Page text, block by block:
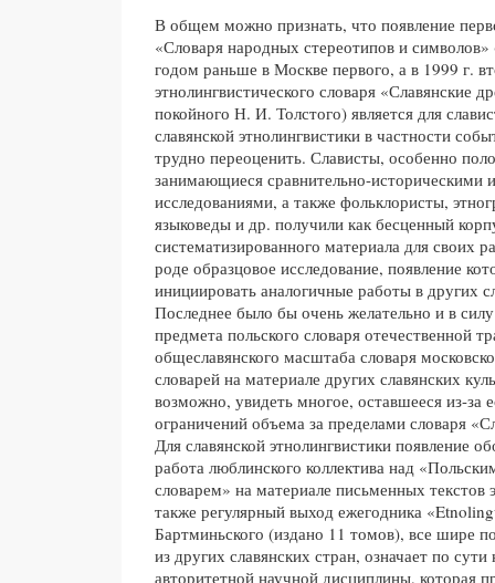
В общем можно признать, что появление
«Словаря народных стереотипов и
годом раньше в Москве первого, а в 1999 г.
этнолингвистического словаря «Славянские
покойного Н. И. Толстого) является для
славянской этнолингвистики в частности
трудно переоценить. Слависты, особенно
занимающиеся сравнительно-историческими
исследованиями, а также фольклористы,
языковеды и др. получили как бесценный
систематизированного материала для своих
роде образцовое исследование, появление
инициировать аналогичные работы в других
Последнее было бы очень желательно и в
предмета польского словаря отечественной
общеславянского масштаба словаря
словарей на материале других славянских
возможно, увидеть многое, оставшееся из-за
ограничений объема за пределами словаря
Для славянской этнолингвистики появление
работа люблинского коллектива над
словарем» на материале письменных текстов
также регулярный выход ежегодника
Бартминьского (издано 11 томов), все шире
из других славянских стран, означает по
авторитетной научной дисциплины, которая